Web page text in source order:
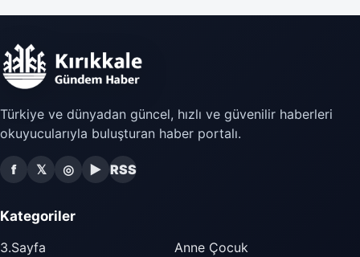
Türkiye ve dünyadan güncel, hızlı ve güvenilir haberleri
okuyucularıyla buluşturan haber portalı.
f 𝕏 ◎ ▶ RSS
Kategoriler
3.Sayfa
Anne Çocuk